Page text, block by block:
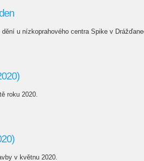
u nízkoprahového centra Spike v
roku 2020.
v květnu 2020.